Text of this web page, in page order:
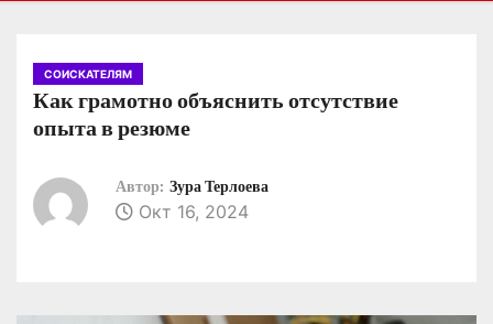
СОИСКАТЕЛЯМ
Как грамотно объяснить отсутствие
опыта в резюме
Автор: Зура Терлоева
Окт 16, 2024